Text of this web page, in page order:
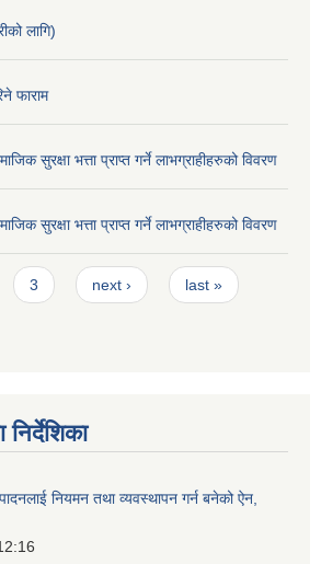
लागि)
फाराम
सुरक्षा भत्ता प्राप्त गर्ने लाभग्राहीहरुको विवरण
सुरक्षा भत्ता प्राप्त गर्ने लाभग्राहीहरुको विवरण
3 next › last »
नियमन तथा व्यवस्थापन गर्न बनेको ऐन,